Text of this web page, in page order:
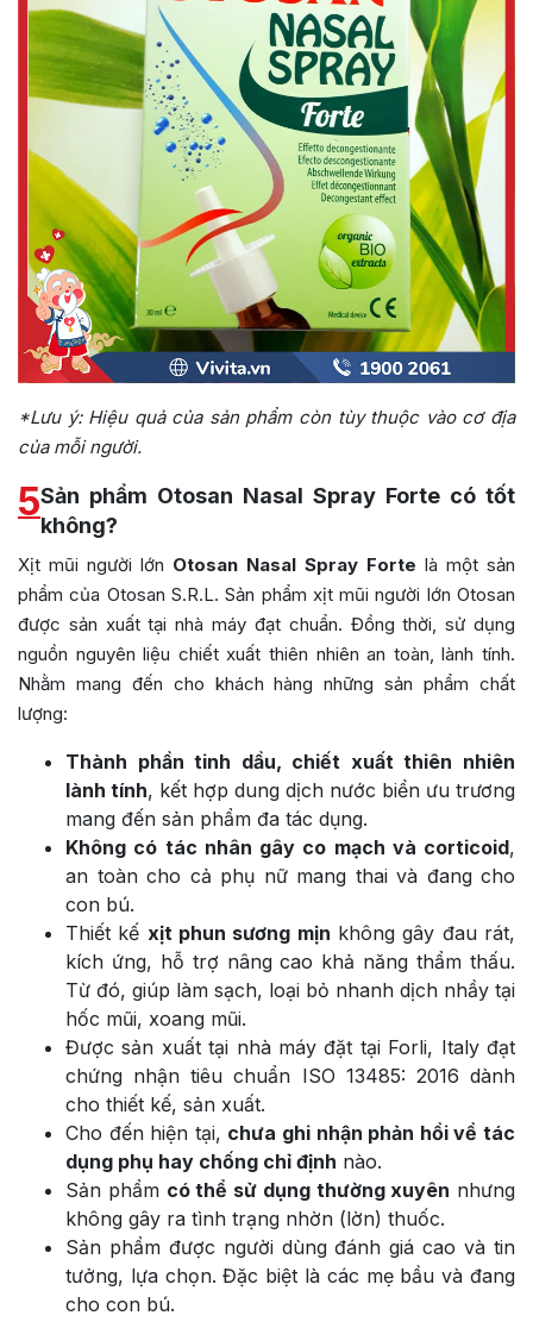
*Lưu ý: Hiệu quả của sản phẩm còn tùy thuộc vào cơ địa
của mỗi người.
5Sản phẩm Otosan Nasal Spray Forte có tốt
không?
Xịt mũi người lớn Otosan Nasal Spray Forte là một sản
phẩm của Otosan S.R.L. Sản phẩm xịt mũi người lớn Otosan
được sản xuất tại nhà máy đạt chuẩn. Đồng thời, sử dụng
nguồn nguyên liệu chiết xuất thiên nhiên an toàn, lành tính.
Nhằm mang đến cho khách hàng những sản phẩm chất
lượng:
Thành phần tinh dầu, chiết xuất thiên nhiên
lành tính, kết hợp dung dịch nước biển ưu trương
mang đến sản phẩm đa tác dụng.
Không có tác nhân gây co mạch và corticoid,
an toàn cho cả phụ nữ mang thai và đang cho
con bú.
Thiết kế xịt phun sương mịn không gây đau rát,
kích ứng, hỗ trợ nâng cao khả năng thẩm thấu.
Từ đó, giúp làm sạch, loại bỏ nhanh dịch nhầy tại
hốc mũi, xoang mũi.
Được sản xuất tại nhà máy đặt tại Forli, Italy đạt
chứng nhận tiêu chuẩn ISO 13485: 2016 dành
cho thiết kế, sản xuất.
Cho đến hiện tại, chưa ghi nhận phản hồi về tác
dụng phụ hay chống chỉ định nào.
Sản phẩm có thể sử dụng thường xuyên nhưng
không gây ra tình trạng nhờn (lờn) thuốc.
Sản phẩm được người dùng đánh giá cao và tin
tưởng, lựa chọn. Đặc biệt là các mẹ bầu và đang
cho con bú.